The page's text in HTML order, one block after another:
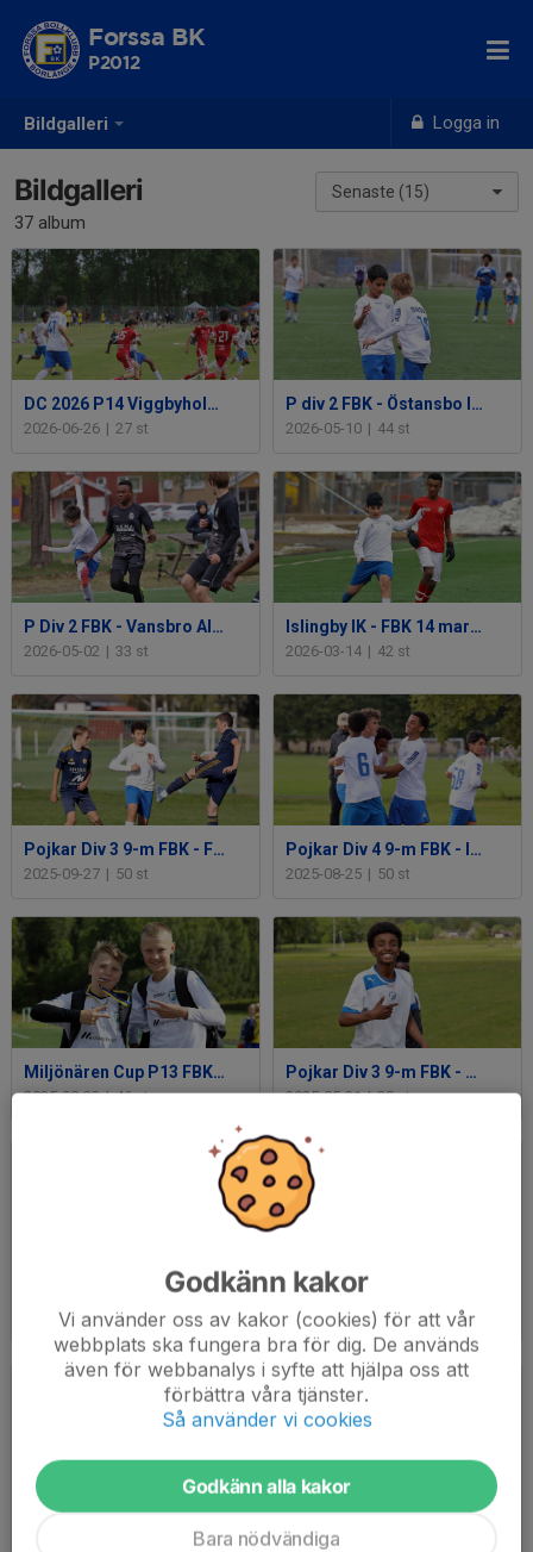
Bildgalleri Logga in
Forssa BK
P2012
Senaste (15)
Bildgalleri
37 album
DC 2026 P14 Viggbyholms IK FF - FBK 26 juni
2026-06-26 | 27 st
P div 2 FBK - Östansbo IS/Smedjeb. FK 10 maj
2026-05-10 | 44 st
P Div 2 FBK - Vansbro AIK FK 2 maj 2026 (1-2)
2026-05-02 | 33 st
Islingby IK - FBK 14 mars 2026
2026-03-14 | 42 st
Pojkar Div 3 9-m FBK - Falu BS FK 27 sep 2025
2025-09-27 | 50 st
Pojkar Div 4 9-m FBK - IK Brage 25 aug (7-5)
2025-08-25 | 50 st
Miljönären Cup P13 FBK - Falu BS FK 23 aug
2025-08-23 | 46 st
Pojkar Div 3 9-m FBK - Kvarnsvedens IK 31 maj
2025-05-31 | 38 st
Miljönären P13 Tunabro IF - FBK 28 maj (0-6)
2025-05-28 | 52 st 2025-05-17 | 54 st
Pojkar Div 3 9-m FBK-Islingby IK 10 maj P Div 3 9-m IK Brage- FBK 4 juni 2025 (2-4)
2025-05-04
Godkänn kakor
Vi använder oss av kakor (cookies) för att vår
webbplats ska fungera bra för dig. De används
även för webbanalys i syfte att hjälpa oss att
förbättra våra tjänster.
Så använder vi cookies
Godkänn alla kakor
Bara nödvändiga